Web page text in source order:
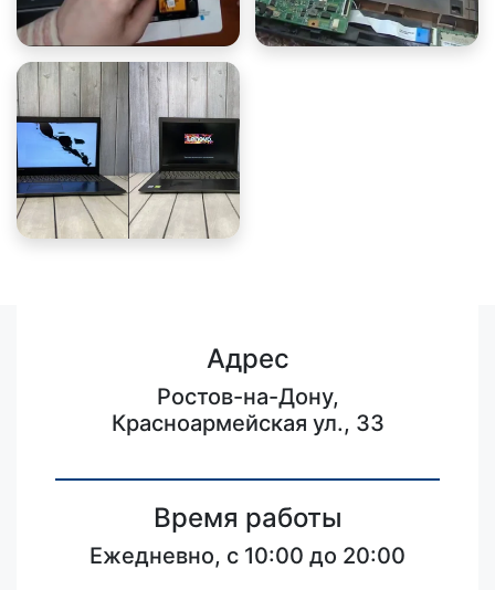
Адрес
Ростов-на-Дону,
Красноармейская ул., 33
Время работы
Ежедневно, с 10:00 до 20:00